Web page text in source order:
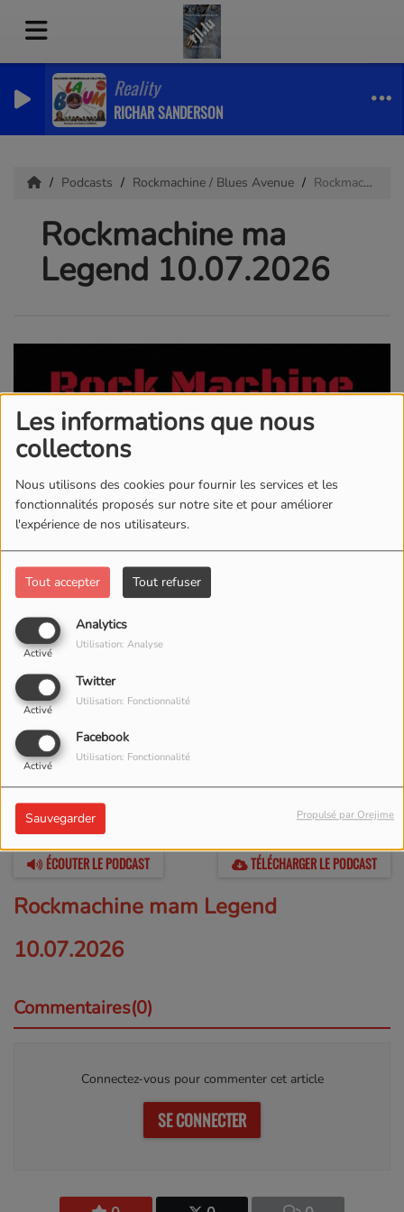
Les informations que nous
collectons
Nous utilisons des cookies pour fournir les services et les
fonctionnalités proposés sur notre site et pour améliorer
l'expérience de nos utilisateurs.
Tout accepter Tout refuser
Analytics
Activé
Utilisation: Analyse
Twitter
Activé
Utilisation: Fonctionnalité
Facebook
Activé
Utilisation: Fonctionnalité
Sauvegarder Propulsé par Orejime
Reality
RICHAR SANDERSON
Podcasts Rockmachine / Blues Avenue Rockmachine ma Legend 10.07.2026
Rockmachine ma
Legend 10.07.2026
11 JUILLET 2026 -
ÉCOUTER LE PODCAST TÉLÉCHARGER LE PODCAST
Rockmachine mam Legend
10.07.2026
Commentaires(0)
Connectez-vous pour commenter cet article
SE CONNECTER